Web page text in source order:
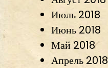
Июль 2018
Июнь 2018
Май 2018
Апрель 2018